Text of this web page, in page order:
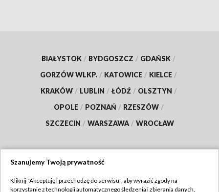
BIAŁYSTOK / BYDGOSZCZ / GDAŃSK /
GORZÓW WLKP. / KATOWICE / KIELCE /
KRAKÓW / LUBLIN / ŁÓDŹ / OLSZTYN /
OPOLE / POZNAŃ / RZESZÓW /
SZCZECIN / WARSZAWA / WROCŁAW
Szanujemy Twoją prywatność
Kliknij "Akceptuję i przechodzę do serwisu", aby wyrazić zgody na
korzystanie z technologii automatycznego śledzenia i zbierania danych,